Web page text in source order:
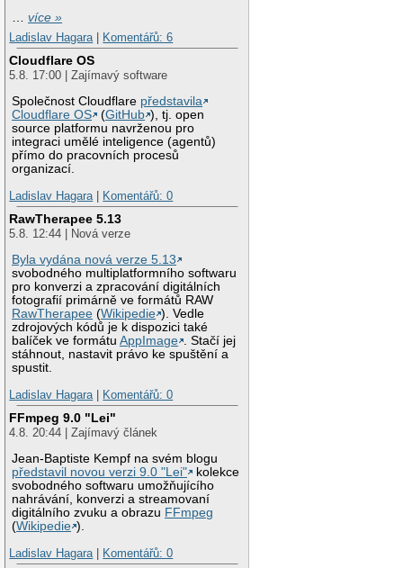
…více »
Ladislav Hagara
Komentářů: 6
Cloudflare OS
5.8. 17:00 | Zajímavý software
Společnost Cloudflare představila
Cloudflare OS
(GitHub ), tj. open
source platformu navrženou pro
integraci umělé inteligence (agentů)
přímo do pracovních procesů
organizací.
Ladislav Hagara
Komentářů: 0
RawTherapee 5.13
5.8. 12:44 | Nová verze
Byla vydána nová verze 5.13
svobodného multiplatformního softwaru
pro konverzi a zpracování digitálních
fotografií primárně ve formátů RAW
RawTherapee (Wikipedie ). Vedle
zdrojových kódů je k dispozici také
balíček ve formátuAppImage . Stačí jej
stáhnout, nastavit právo ke spuštění a
spustit.
Ladislav Hagara
Komentářů: 0
FFmpeg 9.0 "Lei"
4.8. 20:44 | Zajímavý článek
Jean-Baptiste Kempf na svém blogu
představil novou verzi 9.0 "Lei"
kolekce
svobodného softwaru umožňujícího
nahrávání, konverzi a streamovaní
digitálního zvuku a obrazu FFmpeg
(Wikipedie ).
Ladislav Hagara
Komentářů: 0